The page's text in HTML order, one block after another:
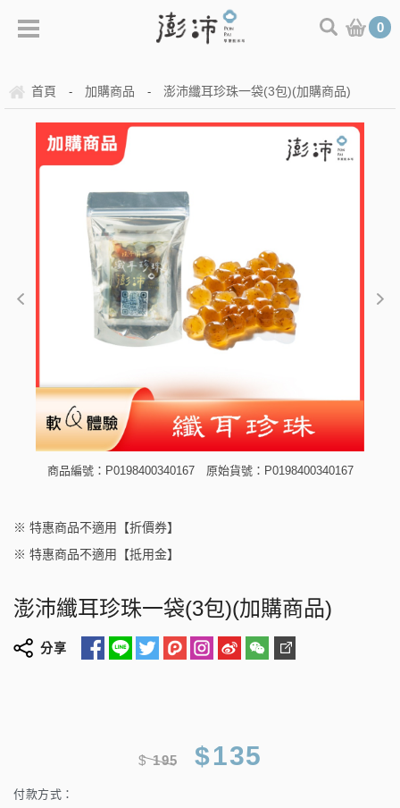
0
首頁 - 加購商品 - 澎沛纖耳珍珠一袋(3包)(加購商品)
商品編號：P0198400340167 原始貨號：P0198400340167
※ 特惠商品不適用【折價券】
※ 特惠商品不適用【抵用金】
澎沛纖耳珍珠一袋(3包)(加購商品)
分享
$195 $135
付款方式：